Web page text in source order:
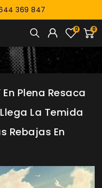
369 847
0
0
En Plena Resaca
La Temida
Rebajas En